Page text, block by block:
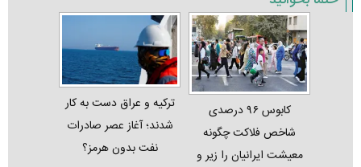
کابوس ۹۶ درصدی
شاخص فلاکت چگونه
معیشت ایرانیان را زیر و
ترکیه و عراق دست به کار
شدند؛ آغاز عصر صادرات
نفت بدون هرمز؟